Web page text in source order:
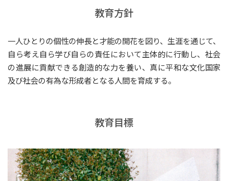
教育方針
一人ひとりの個性の伸長と才能の開花を図り、生涯を通じて、
自ら考え自ら学び自らの責任において主体的に行動し、 社会
の進展に貢献できる創造的な力を養い、 真に平和な文化国家
及び社会の有為な形成者となる人間を育成する。
教育目標